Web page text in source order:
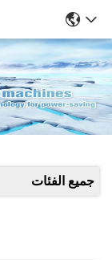
جميع الفئات